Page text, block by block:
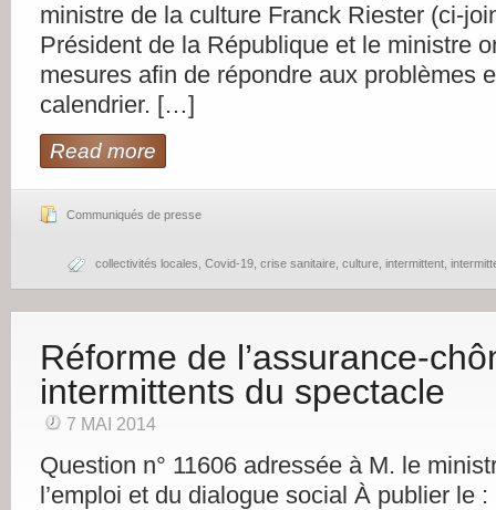
ministre de la culture Franck Riester (ci-
Président de la République et le ministre
mesures afin de répondre aux problèmes
calendrier. […]
Read more
Communiqués de presse
collectivités locales Covid-19 crise sanitaire culture intermittent
Réforme de l’assurance-
intermittents du spectacle
7 MAI 2014
Question n° 11606 adressée à M. le
l’emploi et du dialogue social À publier le